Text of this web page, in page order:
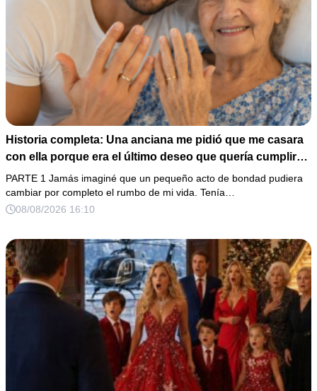
Historia completa: Una anciana me pidió que me casara
con ella porque era el último deseo que quería cumplir
antes de morir. Después de su fallecimiento, su abogado
puso en mis manos una vieja bolsa de hospital que
había conservado durante años y me dijo: «Ella te eligió
PARTE 1 Jamás imaginé que un pequeño acto de bondad pudiera
cambiar por completo el rumbo de mi vida. Tenía…
08/08/2026 16:10